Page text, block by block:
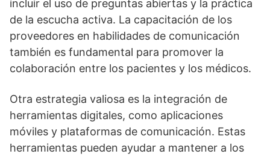
incluir el uso de preguntas abiertas y la práctica
de la escucha activa. La capacitación de los
proveedores en habilidades de comunicación
también es fundamental para promover la
colaboración entre los pacientes y los médicos.
Otra estrategia valiosa es la integración de
herramientas digitales, como aplicaciones
móviles y plataformas de comunicación. Estas
herramientas pueden ayudar a mantener a los